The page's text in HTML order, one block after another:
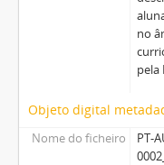
no
pela
Objeto digital
Nome do ficheiro
PT-